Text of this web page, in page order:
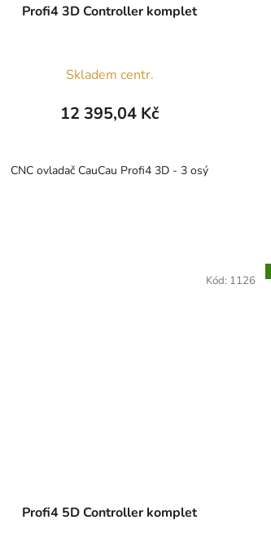
Profi4 3D Controller komplet
Skladem centr.
12 395,04 Kč
CNC ovladač CauCau Profi4 3D - 3 osý
Profi4 5D Controller komplet
Kód: 1126